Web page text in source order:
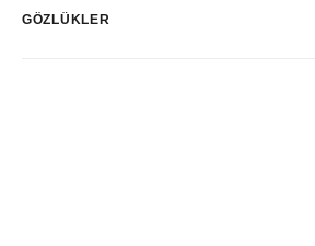
GÖZLÜKLER